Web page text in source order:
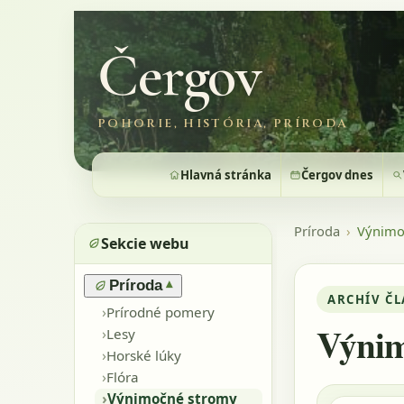
Čergov
POHORIE, HISTÓRIA, PRÍRODA
Hlavná stránka Čergov dnes
Sekcie webu
Príroda ▾
›Prírodné pomery
›Lesy
›Horské lúky
›Flóra
›Výnimočné stromy
Príroda ›
ARCHÍV